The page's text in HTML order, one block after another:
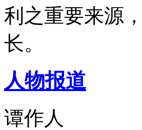
利之重要来源
长。
人物报道
谭作人